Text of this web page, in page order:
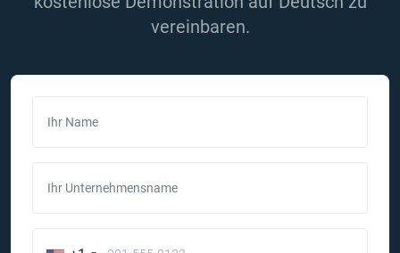
vereinbaren.
Ihr Name
Ihr Unternehmensname